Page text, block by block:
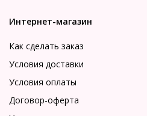
Интернет-магазин
Как сделать заказ
Условия доставки
Условия оплаты
Договор-оферта